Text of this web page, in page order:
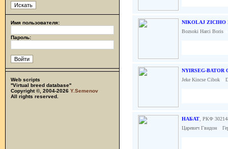
Имя пользователя:
Пароль:
Web scripts
''Virtual breed database''
Copyright ©, 2004-2026 Y.Semenov
All rights reserved.
NIKOLAJ ZICIHO
Bozsoki Harci Boris
NYIRSEG-BATOR
Jeke Kincse Cibok
НАБАТ , РКФ
Царевич Гвидон